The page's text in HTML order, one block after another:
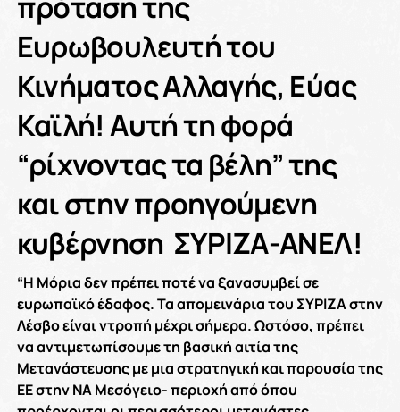
Ευρωβουλευτή του
Κινήματος Αλλαγής, Εύας
Καϊλή! Αυτή τη φορά
“ρίχνοντας τα βέλη” της
και στην προηγούμενη
κυβέρνηση ΣΥΡΙΖΑ-ΑΝΕΛ!
“Η Mόρια δεν πρέπει ποτέ να ξανασυμβεί σε
ευρωπαϊκό έδαφος. Τα απομεινάρια του ΣΥΡΙΖΑ στην
Λέσβο είναι ντροπή μέχρι σήμερα. Ωστόσο, πρέπει
να αντιμετωπίσουμε τη βασική αιτία της
Μετανάστευσης με μια στρατηγική και παρουσία της
ΕΕ στην ΝΑ Μεσόγειο- περιοχή από όπου